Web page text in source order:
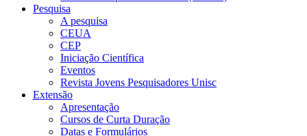
Pesquisa
A pesquisa
CEUA
CEP
Iniciação Científica
Eventos
Revista Jovens Pesquisadores Unisc
Extensão
Apresentação
Cursos de Curta Duração
Datas e Formulários